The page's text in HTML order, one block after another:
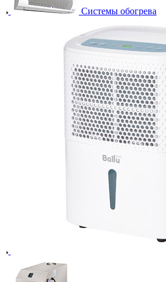
Системы обогрева